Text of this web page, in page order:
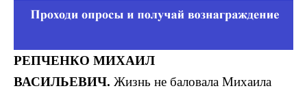
РЕПЧЕНКО МИХАИЛ
ВАСИЛЬЕВИЧ. Жизнь не баловала Михаила